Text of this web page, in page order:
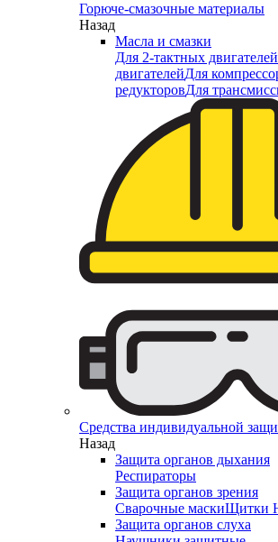
Горюче-смазочные материалы
Назад
Масла и смазки
Для 2-тактных двигателей
двигателейДля
редукторовДля
Средства индивидуальной
Назад
Защита органов дыхания
Респираторы
Защита органов зрения
Сварочные маскиЩитки
Защита органов слуха